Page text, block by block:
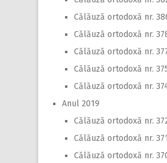
Călăuză ortodoxă nr.
Călăuză ortodoxă nr.
Călăuză ortodoxă nr.
Călăuză ortodoxă nr.
Călăuză ortodoxă nr.
Anul 2019
Călăuză ortodoxă nr.
Călăuză ortodoxă nr. 371
Călăuză ortodoxă nr.